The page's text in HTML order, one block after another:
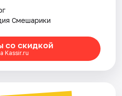
Смешарики
со скидкой
Kassir.ru